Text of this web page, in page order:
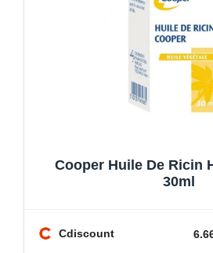
Cooper Huile De Ricin
30ml
Cdiscount